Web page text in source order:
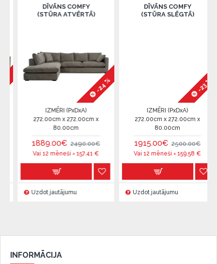
DĪVĀNS COMFY
(STŪRA ATVĒRTĀ)
-24 %
IZMĒRI (PxDxA)
272.00cm x 272.00cm x
80.00cm
1889.00€ 2490.00€
Vai 12 mēneši =157.41€
Uzdot jautājumu
DĪVĀNS COMFY
(STŪRA SLĒGTĀ)
-23 %
IZMĒRI (PxDxA)
272.00cm x 272.00cm x
80.00cm
1915.00€ 2500.00€
Vai 12 mēneši =159.58€
Uzdot jautājumu
INFORMĀCIJA